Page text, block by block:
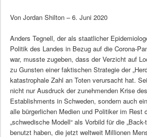
Von Jordan Shilton – 6. Juni 2020
Anders Tegnell, der als staatlicher
Politik des Landes in Bezug auf die Corona-
war, musste zugeben, dass der Verzicht auf
zu Gunsten einer faktischen Strategie der
katastrophale Zahl an Toten verursacht hat.
nicht nur Ausdruck der zunehmenden Krise
Establishments in Schweden, sondern auch
alle bürgerlichen Medien und Politiker im Rest
„schwedische Modell“ als Vorbild für die
benutzt haben, die jetzt weltweit Millionen